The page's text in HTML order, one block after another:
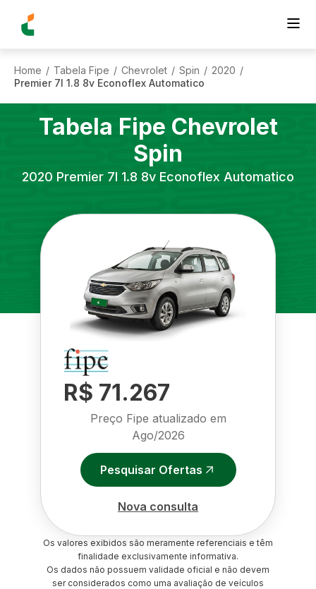
Home / Tabela Fipe / Chevrolet / Spin / 2020 /
Premier 7l 1.8 8v Econoflex Automatico
Tabela Fipe Chevrolet
Spin
2020 Premier 7l 1.8 8v Econoflex Automatico
R$ 71.267
Preço Fipe atualizado em
Ago/2026
Pesquisar Ofertas
Nova consulta
Os valores exibidos são meramente referenciais e têm
finalidade exclusivamente informativa.
Os dados não possuem validade oficial e não devem
ser considerados como uma avaliação de veículos